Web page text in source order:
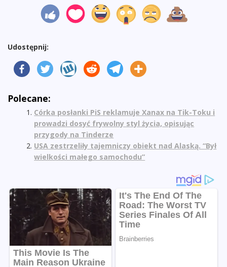
Udostępnij:
Polecane:
Córka posłanki PiS reklamuje Xanax na Tik-Toku i
prowadzi dosyć frywolny styl życia, opisując
przygody na Tinderze
USA zestrzeliły tajemniczy obiekt nad Alaską. “Był
wielkości małego samochodu”